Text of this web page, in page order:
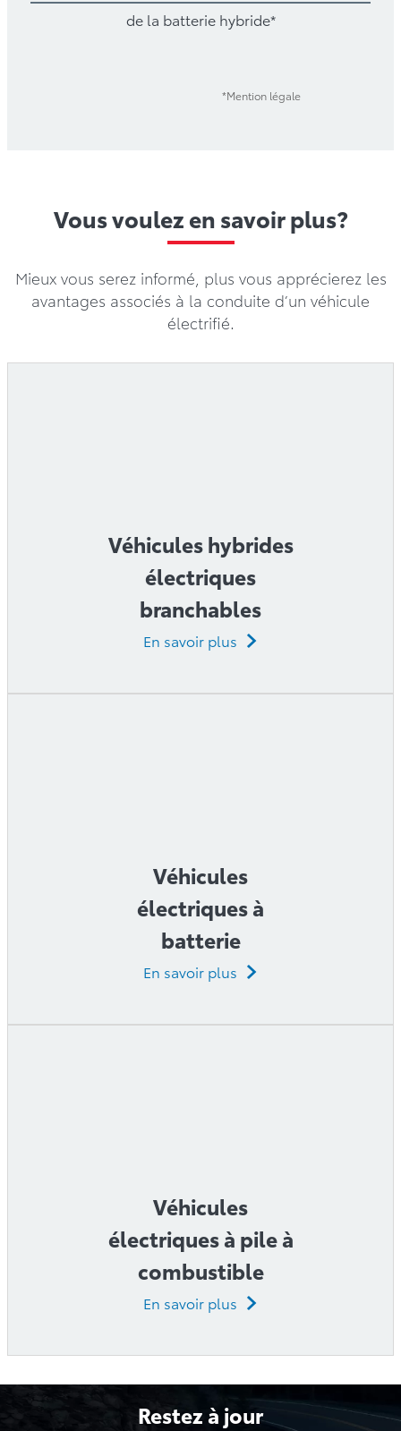
de la batterie hybride*
*Mention légale
Mieux vous serez informé, plus vous apprécierez les
avantages associés à la conduite d’un véhicule
électrifié.
Véhicules hybrides
électriques
branchables
En savoir plus
Véhicules
électriques à
batterie
En savoir plus
Véhicules
électriques à pile à
combustible
En savoir plus
Restez à jour